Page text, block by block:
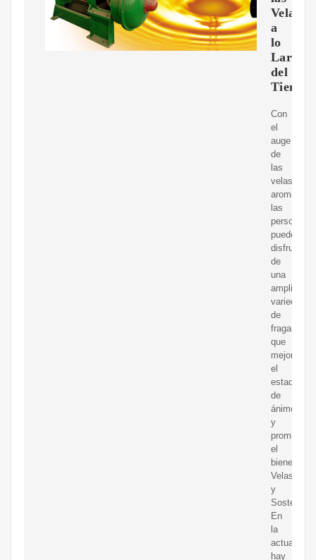
Velas
a
lo
Largo
del
Tiempo
Con
el
auge
de
las
velas
las
personas
pueden
disfrutar
de
una
amplia
variedad
de
fragancias
que
mejoran
el
estado
de
ánimo
y
promueven
el
bienestar.
Velas
y
En
la
actualidad,
hay